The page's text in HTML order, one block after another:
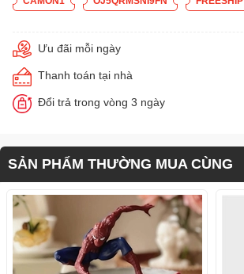
Ưu đãi mỗi ngày
Thanh toán tại nhà
Đổi trả trong vòng 3 ngày
SẢN PHẨM THƯỜNG MUA CÙNG